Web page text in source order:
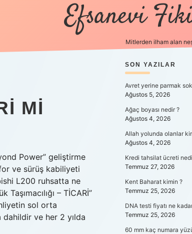
Efsanevi
Mitlerden ilham alan
MI
Power” geliştirme
ve sürüş kabiliyeti
L200 ruhsatta ne
– TİCARİ”
sol orta
dahildir ve her 2 yılda
SON YAZILAR
Avret yerine parmak
Ağustos 5, 2026
Ağaç boyası nedir ?
Ağustos 4, 2026
Allah yolunda olanlar
Ağustos 4, 2026
Kredi tahsilat ücreti
Temmuz 27, 2026
Kent Baharat kimin ?
Temmuz 25, 2026
DNA testi fiyatı ne
Temmuz 25, 2026
60 mm kaç numara